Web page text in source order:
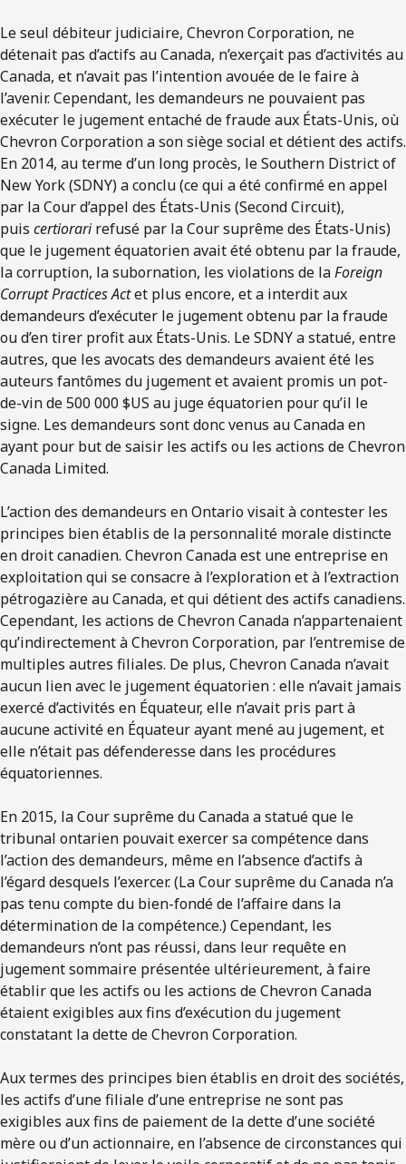
Le seul débiteur judiciaire, Chevron Corporation, ne
détenait pas d’actifs au Canada, n’exerçait pas d’activités au
Canada, et n’avait pas l’intention avouée de le faire à
l’avenir. Cependant, les demandeurs ne pouvaient pas
exécuter le jugement entaché de fraude aux États-Unis, où
Chevron Corporation a son siège social et détient des actifs.
En 2014, au terme d’un long procès, le Southern District of
New York (SDNY) a conclu (ce qui a été confirmé en appel
par la Cour d’appel des États-Unis (Second Circuit),
puis certiorarirefusé par la Cour suprême des États-Unis)
que le jugement équatorien avait été obtenu par la fraude,
la corruption, la subornation, les violations de laForeign
Corrupt Practices Actet plus encore, et a interdit aux
demandeurs d’exécuter le jugement obtenu par la fraude
ou d’en tirer profit aux États-Unis. Le SDNY a statué, entre
autres, que les avocats des demandeurs avaient été les
auteurs fantômes du jugement et avaient promis un pot-
de-vin de 500 000 $US au juge équatorien pour qu’il le
signe. Les demandeurs sont donc venus au Canada en
ayant pour but de saisir les actifs ou les actions de Chevron
Canada Limited.
L’action des demandeurs en Ontario visait à contester les
principes bien établis de la personnalité morale distincte
en droit canadien. Chevron Canada est une entreprise en
exploitation qui se consacre à l’exploration et à l’extraction
pétrogazière au Canada, et qui détient des actifs canadiens.
Cependant, les actions de Chevron Canada n’appartenaient
qu’indirectement à Chevron Corporation, par l’entremise de
multiples autres filiales. De plus, Chevron Canada n’avait
aucun lien avec le jugement équatorien : elle n’avait jamais
exercé d’activités en Équateur, elle n’avait pris part à
aucune activité en Équateur ayant mené au jugement, et
elle n’était pas défenderesse dans les procédures
équatoriennes.
En 2015, la Cour suprême du Canada a statué que le
tribunal ontarien pouvait exercer sa compétence dans
l’action des demandeurs, même en l’absence d’actifs à
l’égard desquels l’exercer. (La Cour suprême du Canada n’a
pas tenu compte du bien-fondé de l’affaire dans la
détermination de la compétence.) Cependant, les
demandeurs n’ont pas réussi, dans leur requête en
jugement sommaire présentée ultérieurement, à faire
établir que les actifs ou les actions de Chevron Canada
étaient exigibles aux fins d’exécution du jugement
constatant la dette de Chevron Corporation.
Aux termes des principes bien établis en droit des sociétés,
les actifs d’une filiale d’une entreprise ne sont pas
exigibles aux fins de paiement de la dette d’une société
mère ou d’un actionnaire, en l’absence de circonstances qui